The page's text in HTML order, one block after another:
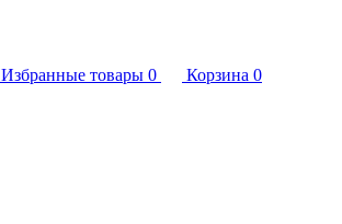
Избранные товары 0 Корзина 0